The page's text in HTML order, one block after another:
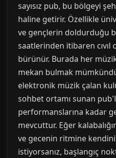
sayısız pub, bu bölgeyi
haline getirir. Özellikle
ve gençlerin doldurduğu
saatlerinden itibaren cıvıl
bürünür. Burada her
mekan bulmak
elektronik müzik çalan
sohbet ortamı sunan
performanslarına kadar
mevcuttur. Eğer
ve gecenin ritmine
istiyorsanız, başlangıç